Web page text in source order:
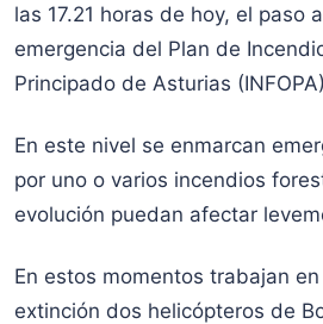
las 17.21 horas de hoy, el paso
emergencia del Plan de
Principado de Asturias
En este nivel se enmarcan
por uno o varios incendios
evolución puedan afectar
En estos momentos trabajan
extinción dos helicópteros de